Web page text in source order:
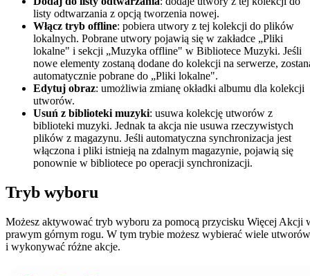
listy odtwarzania z opcją tworzenia nowej.
Włącz tryb offline: pobiera utwory z tej kolekcji do plików
lokalnych. Pobrane utwory pojawią się w zakładce „Pliki
lokalne" i sekcji „Muzyka offline" w Bibliotece Muzyki. Jeśli
nowe elementy zostaną dodane do kolekcji na serwerze,
automatycznie pobrane do „Pliki lokalne".
Edytuj obraz: umożliwia zmianę okładki albumu dla kolekcji
utworów.
Usuń z biblioteki muzyki: usuwa kolekcję utworów z
biblioteki muzyki. Jednak ta akcja nie usuwa rzeczywistych
plików z magazynu. Jeśli automatyczna synchronizacja jest
włączona i pliki istnieją na zdalnym magazynie, pojawią się
ponownie w bibliotece po operacji synchronizacji.
Tryb wyboru
Możesz aktywować tryb wyboru za pomocą przycisku Więcej Akcji
prawym górnym rogu. W tym trybie możesz wybierać wiele utworów
i wykonywać różne akcje.